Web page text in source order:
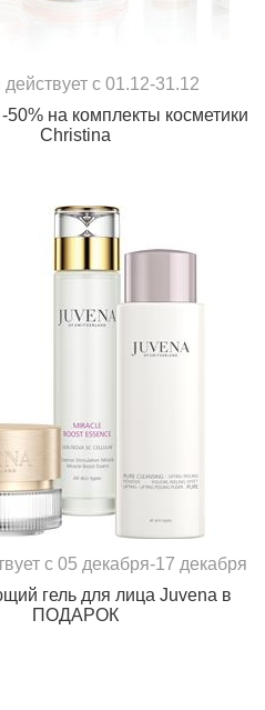
с 01.12-31.12
на комплекты косметики
Christina
с 05 декабря-17 декабря
гель для лица Juvena в
ПОДАРОК